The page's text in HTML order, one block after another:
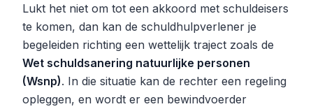
Lukt het niet om tot een akkoord met schuldeisers
te komen, dan kan de schuldhulpverlener je
begeleiden richting een wettelijk traject zoals de
Wet schuldsanering natuurlijke personen
(Wsnp). In die situatie kan de rechter een regeling
opleggen, en wordt er een bewindvoerder